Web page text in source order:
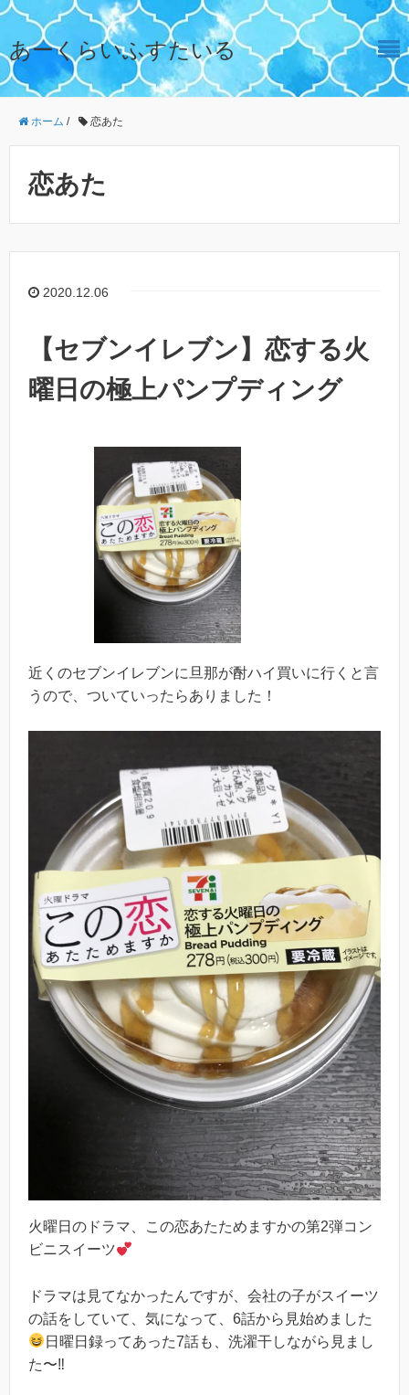
あーくらいふすたいる
ホーム / 恋あた
恋あた
2020.12.06
【セブンイレブン】恋する火
曜日の極上パンプディング
近くのセブンイレブンに旦那が酎ハイ買いに行くと言
うので、ついていったらありました！
火曜日のドラマ、この恋あたためますかの第2弾コン
ビニスイーツ
ドラマは見てなかったんですが、会社の子がスイーツ
の話をしていて、気になって、6話から見始めました
日曜日録ってあった7話も、洗濯干しながら見まし
た〜‼︎